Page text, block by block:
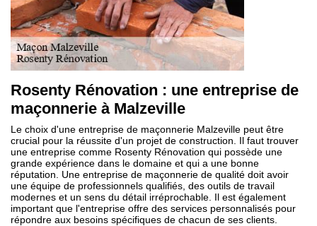
Rosenty Rénovation : une entreprise de
maçonnerie à Malzeville
Le choix d'une entreprise de maçonnerie Malzeville peut être
crucial pour la réussite d'un projet de construction. Il faut trouver
une entreprise comme Rosenty Rénovation qui possède une
grande expérience dans le domaine et qui a une bonne
réputation. Une entreprise de maçonnerie de qualité doit avoir
une équipe de professionnels qualifiés, des outils de travail
modernes et un sens du détail irréprochable. Il est également
important que l'entreprise offre des services personnalisés pour
répondre aux besoins spécifiques de chacun de ses clients.